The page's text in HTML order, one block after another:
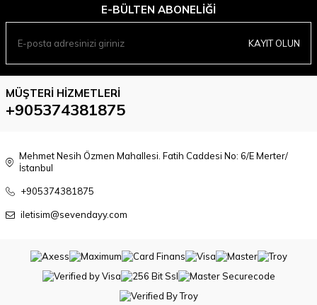
E-BÜLTEN ABONELIĞI
KAYIT OLUN
MÜŞTERI HIZMETLERI
+905374381875
Mehmet Nesih Özmen Mahallesi. Fatih Caddesi No: 6/E Merter/
İstanbul
+905374381875
iletisim@sevendayy.com